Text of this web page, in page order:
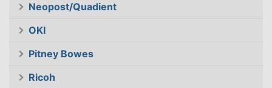
Neopost/Quadient
OKI
Pitney Bowes
Ricoh